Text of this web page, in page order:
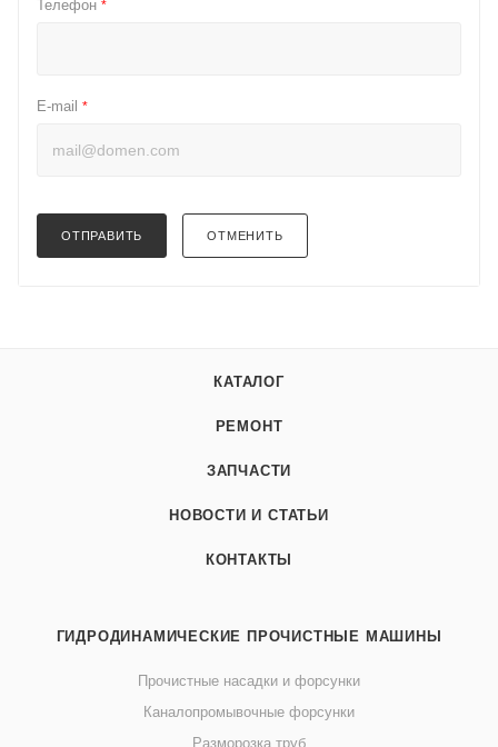
Телефон *
E-mail *
ОТПРАВИТЬ ОТМЕНИТЬ
КАТАЛОГ
РЕМОНТ
ЗАПЧАСТИ
НОВОСТИ И СТАТЬИ
КОНТАКТЫ
ГИДРОДИНАМИЧЕСКИЕ ПРОЧИСТНЫЕ МАШИНЫ
Прочистные насадки и форсунки
Каналопромывочные форсунки
Разморозка труб